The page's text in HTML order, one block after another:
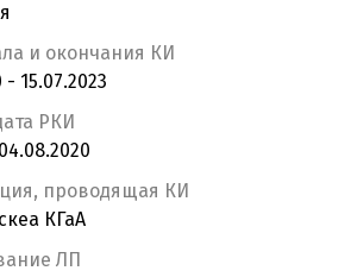
и окончания КИ
- 15.07.2023
РКИ
проводящая КИ
КГаА
ЛП